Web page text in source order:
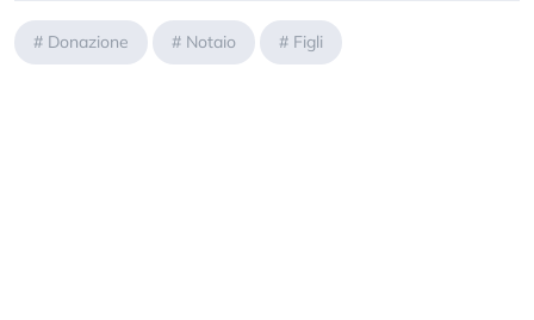
# Donazione # Notaio # Figli